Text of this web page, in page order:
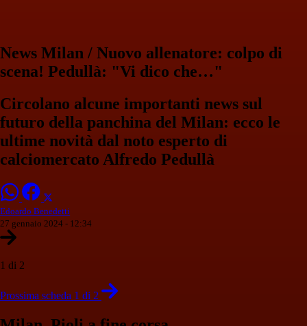
News Milan / Nuovo allenatore: colpo di
scena! Pedullà: "Vi dico che…"
Circolano alcune importanti news sul
futuro della panchina del Milan: ecco le
ultime novità dal noto esperto di
calciomercato Alfredo Pedullà
Edoardo Benedetti
27 gennaio 2024 - 12:34
1 di 2
Prossima scheda 1 di 2